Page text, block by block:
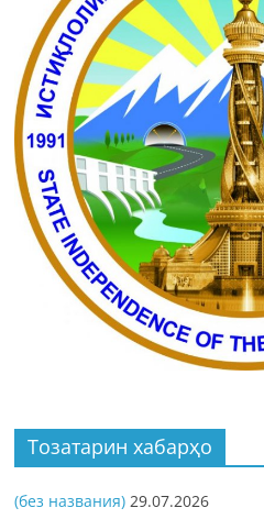
Тозатарин хабарҳо
(без названия) 29.07.2026